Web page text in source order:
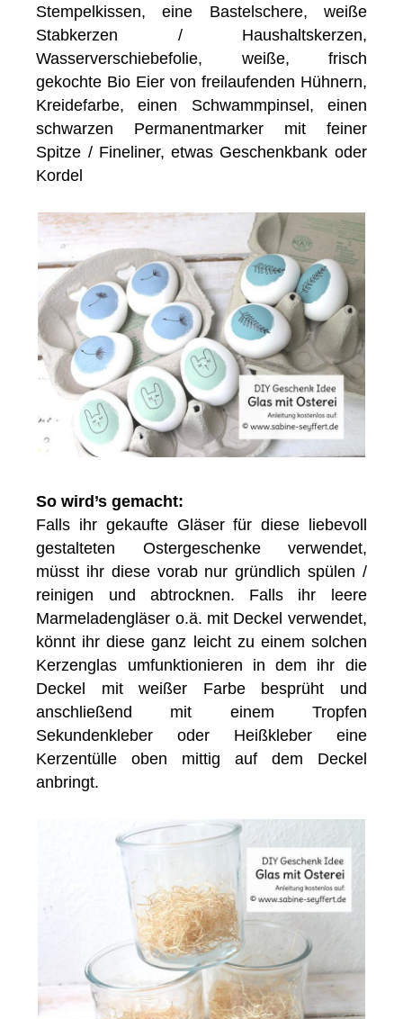
Stempelkissen, eine Bastelschere, weiße
Stabkerzen / Haushaltskerzen,
Wasserverschiebefolie, weiße, frisch
gekochte Bio Eier von freilaufenden Hühnern,
Kreidefarbe, einen Schwammpinsel, einen
schwarzen Permanentmarker mit feiner
Spitze / Fineliner, etwas Geschenkbank oder
Kordel
So wird’s gemacht:
Falls ihr gekaufte Gläser für diese liebevoll
gestalteten Ostergeschenke verwendet,
müsst ihr diese vorab nur gründlich spülen /
reinigen und abtrocknen. Falls ihr leere
Marmeladengläser o.ä. mit Deckel verwendet,
könnt ihr diese ganz leicht zu einem solchen
Kerzenglas umfunktionieren in dem ihr die
Deckel mit weißer Farbe besprüht und
anschließend mit einem Tropfen
Sekundenkleber oder Heißkleber eine
Kerzentülle oben mittig auf dem Deckel
anbringt.